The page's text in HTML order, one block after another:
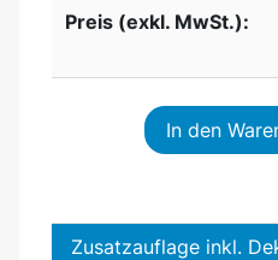
Preis (exkl. MwSt.):
In den
Zusatzauflage inkl.